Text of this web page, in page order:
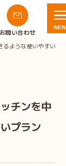
お問い合わせ
るような使いやすい
チンを中
プラン